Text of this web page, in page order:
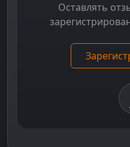
Оставлять